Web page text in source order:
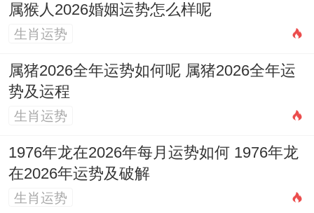
此争执。
1992年壬申猴（虚岁35）：流年丙火为「偏
财」。午火为「正官」，对于男性，此年偏
财透出，异性缘份活跃，但多为露水情缘或
短暂吸引，不利婚姻稳定，想步入稳定关系
或维护现有婚姻，需克制心性，将精力投入
事业或共同财富积累，对于女性，此年遇到
属猴人2026婚姻运势怎么样呢
生肖运势
属猪2026全年运势如何呢 属猪2026全年运
势及运程
生肖运势
1976年龙在2026年每月运势如何 1976年龙
在2026年运势及破解
生肖运势